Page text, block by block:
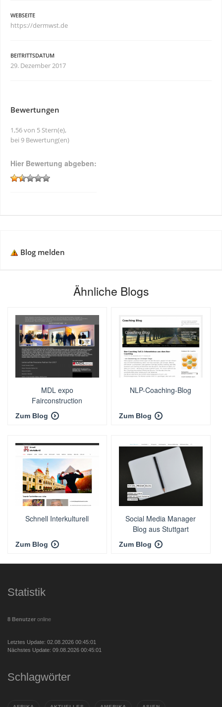
WEBSEITE
https://dermwst.de
BEITRITTSDATUM
29. Dezember 2017
Bewertungen
1,56 von 5 Stern(e),
bei 9 Bewertung(en)
Hier Bewertung abgeben:
Blog melden
Ähnliche Blogs
MDL expo
Fairconstruction
Zum Blog
NLP-Coaching-Blog
Zum Blog
Schnell Interkulturell
Zum Blog
Social Media Manager
Blog aus Stuttgart
Zum Blog
Statistik
8 Benutzer online
Letztes Update: 02.08.2026 00:45:01
Nächstes Update: 09.08.2026 00:45:01
Schlagwörter